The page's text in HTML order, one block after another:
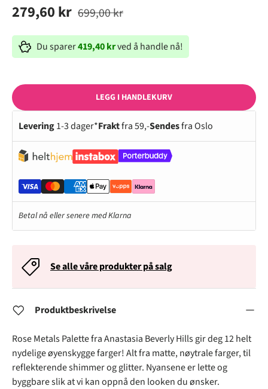
279,60 kr 699,00 kr
Du sparer419,40 krved å handle nå!
LEGG I HANDLEKURV
Levering1-3 dager*Fraktfra 59,-Sendesfra Oslo
Betal nå eller senere med Klarna
Se alle våre produkter på salg
Produktbeskrivelse
Rose Metals Palette fra Anastasia Beverly Hills gir deg 12 helt
nydelige øyenskygge farger! Alt fra matte, nøytrale farger, til
reflekterende shimmer og glitter. Nyansene er lette og
byggbare slik at vi kan oppnå den looken du ønsker.